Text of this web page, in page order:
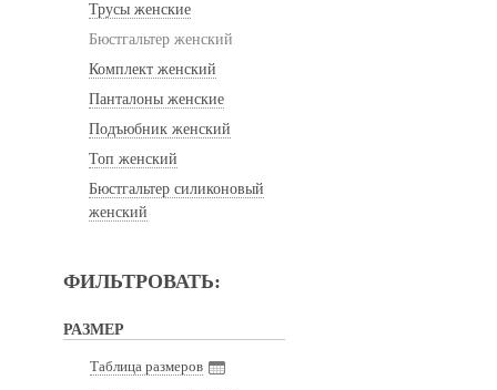
Трусы женские
Бюстгальтер женский
Комплект женский
Панталоны женские
Подъюбник женский
Топ женский
Бюстгальтер силиконовый
женский
ФИЛЬТРОВАТЬ:
РАЗМЕР
Таблица размеров